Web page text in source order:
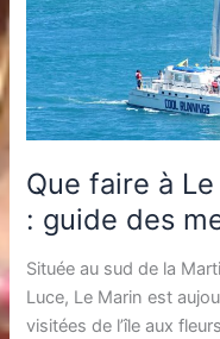
Que faire à
: guide des
Située au sud de la
Luce, Le Marin est
visitées de l’île aux